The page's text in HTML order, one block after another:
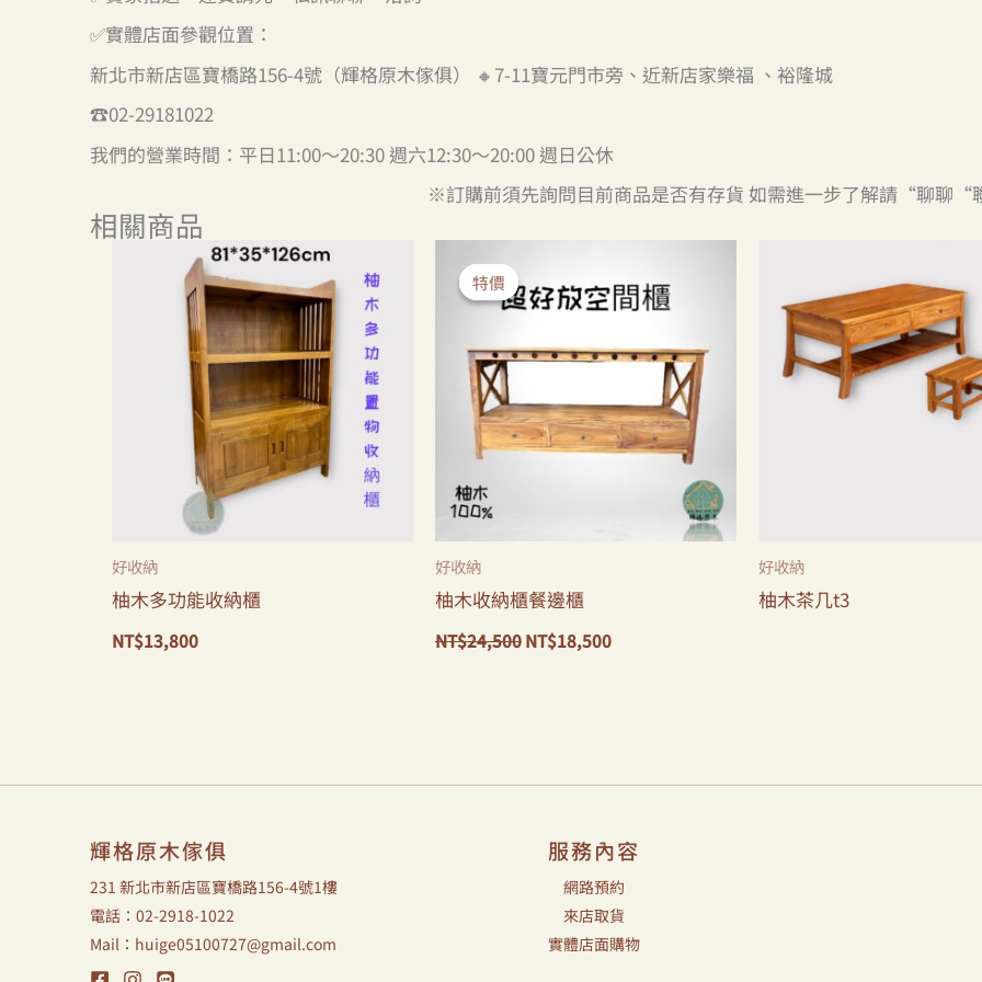
✅實體店面參觀位置：
新北市新店區寶橋路156-4號（輝格原木傢俱） 🔸7-11寶元門市旁、近新店家樂福 、裕隆城
☎️02-29181022
我們的營業時間：平日11:00～20:30 週六12:30～20:00 週日公休
※訂購前須先詢問目前商品是否有存貨 如需進一步了解請“聊聊“
相關商品
好收納
柚木多功能收納櫃
NT$13,800
特價
特價
好收納
柚木收納櫃餐邊櫃
NT$24,500
價
格：
NT$18,500
價
格：
好收納
柚木茶几t3
輝格原木傢俱
231 新北市新店區寶橋路156-4號1樓
電話：02-2918-1022
Mail：huige05100727@gmail.com
服務內容
網路預約
來店取貨
實體店面購物